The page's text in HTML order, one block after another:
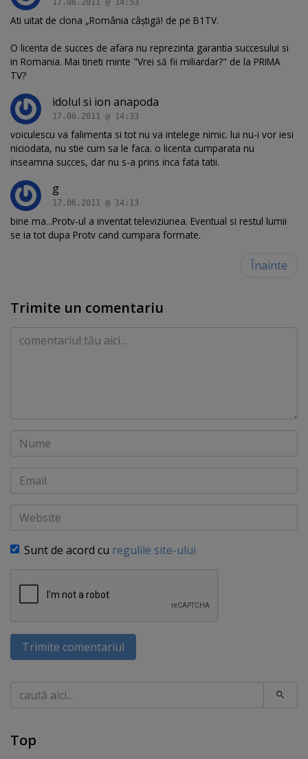
17.06.2011 @ 14:53
Ati uitat de clona „România câştigă! de pe B1TV.
O licenta de succes de afara nu reprezinta garantia succesului si
in Romania. Mai tineti minte "Vrei să fii miliardar?" de la PRIMA
TV?
idolul si ion anapoda
17.06.2011 @ 14:33
voiculescu va falimenta si tot nu va intelege nimic. lui nu-i vor iesi
niciodata, nu stie cum sa le faca. o licenta cumparata nu
inseamna succes, dar nu s-a prins inca fata tatii.
g
17.06.2011 @ 14:13
bine ma...Protv-ul a inventat televiziunea. Eventual si restul lumii
se ia tot dupa Protv cand cumpara formate.
Înainte
Trimite un comentariu
Comentariu
Nume
Email
Website
Sunt de acord cu regulile site-ului
Trimite comentariul
Caută
Top